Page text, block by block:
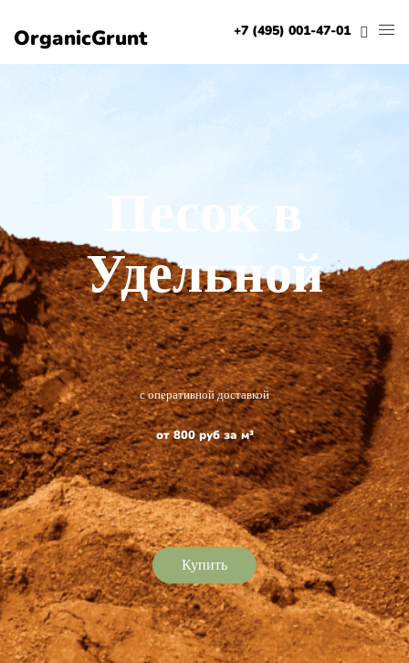
OrganicGrunt +7 (495) 001-47-01
Песок в
Удельной
с оперативной доставкой
от 800 руб за м³
Купить